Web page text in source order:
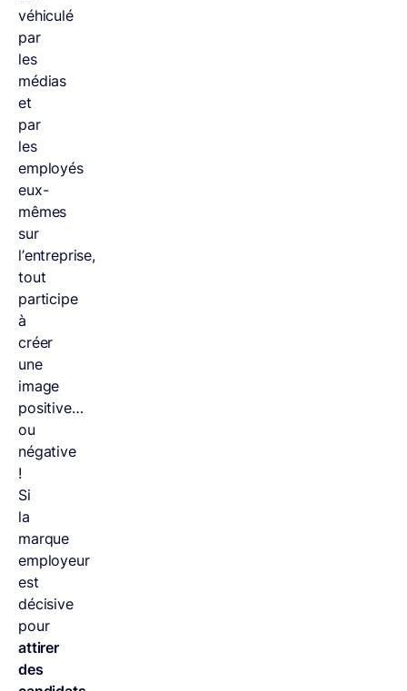
véhiculé
par
les
médias
et
par
les
employés
eux-
mêmes
sur
l’entreprise,
tout
participe
à
créer
une
image
positive…
ou
négative
!
Si
la
marque
employeur
est
décisive
pour
attirer
des